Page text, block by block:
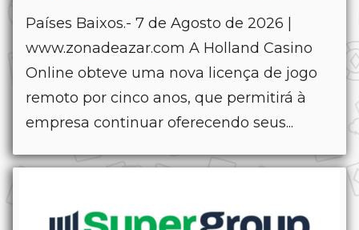
Países Baixos.- 7 de Agosto de 2026 |
www.zonadeazar.com A Holland Casino
Online obteve uma nova licença de jogo
remoto por cinco anos, que permitirá à
empresa continuar oferecendo seus...